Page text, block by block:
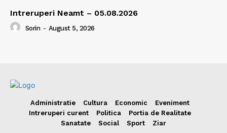
Intreruperi Neamt – 05.08.2026
Sorin - August 5, 2026
Administratie Cultura Economic
Eveniment
Intreruperi curent
Politica
Portia de Realitate
Sanatate
Social Sport Ziar